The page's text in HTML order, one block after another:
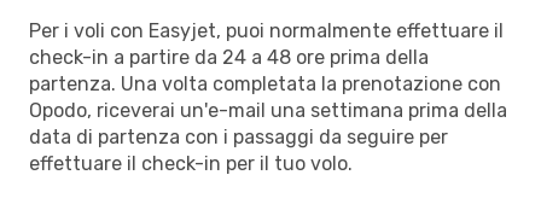
Per i voli con Easyjet, puoi normalmente effettuare il
check-in a partire da 24 a 48 ore prima della
partenza. Una volta completata la prenotazione con
Opodo, riceverai un'e-mail una settimana prima della
data di partenza con i passaggi da seguire per
effettuare il check-in per il tuo volo.